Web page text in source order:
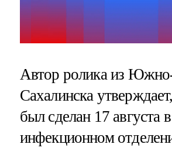
Автор ролика из
Сахалинска
был сделан 17 августа в
инфекционном